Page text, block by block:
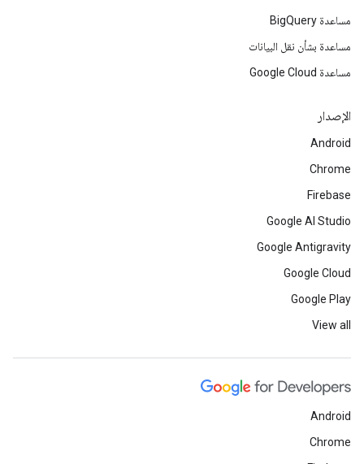
مساعدة BigQuery
مساعدة بشأن نقل البيانات
مساعدة Google Cloud
الإصدار
Android
Chrome
Firebase
Google AI Studio
Google Antigravity
Google Cloud
Google Play
View all
Android
Chrome